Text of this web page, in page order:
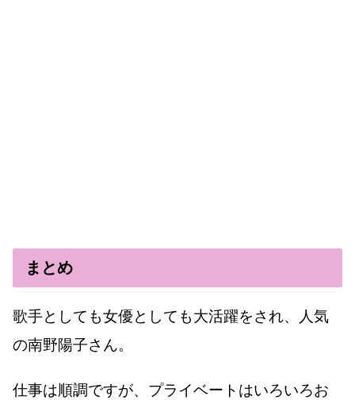
まとめ
歌手としても女優としても大活躍をされ、人気
の南野陽子さん。
仕事は順調ですが、プライベートはいろいろお